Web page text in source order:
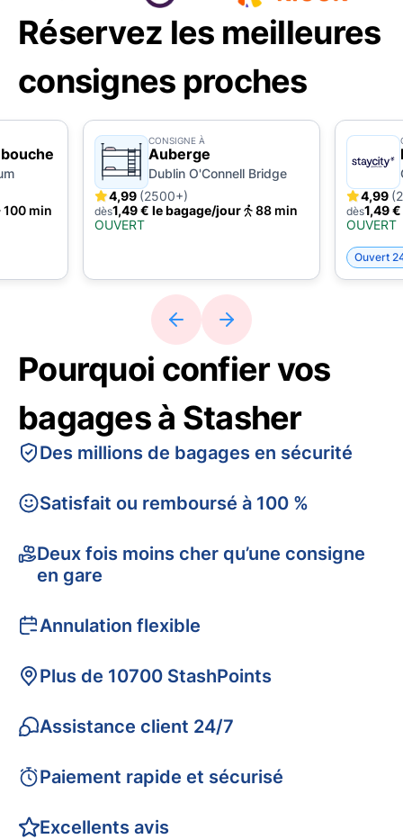
Réservez les meilleures
consignes proches
100 min
CONSIGNE À
Auberge
Dublin O'Connell Bridge
4,99 (2500+)
dès1,49 € le bagage/jour
88 min
OUVERT
4,99
dès1,49
OUVERT
Ouvert
Pourquoi confier vos
bagages à Stasher
Des millions de bagages en sécurité
Satisfait ou remboursé à 100 %
Deux fois moins cher qu’une consigne
en gare
Annulation flexible
Plus de 10700 StashPoints
Assistance client 24/7
Paiement rapide et sécurisé
Excellents avis